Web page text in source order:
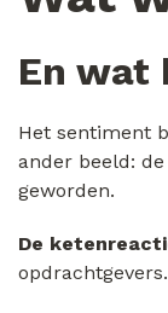
En wat
Het sentiment
ander beeld:
geworden.
De